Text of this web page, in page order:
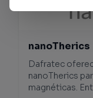
nanoTherics
Dafratec
nanoTherics
magnéticas.